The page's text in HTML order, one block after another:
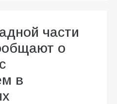
части
о
в